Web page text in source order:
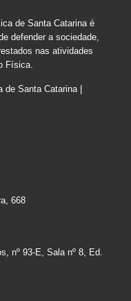
de Santa Catarina é
defender a sociedade,
nas atividades
Física.
de Santa Catarina |
668
nº 93-E, Sala nº 8, Ed.